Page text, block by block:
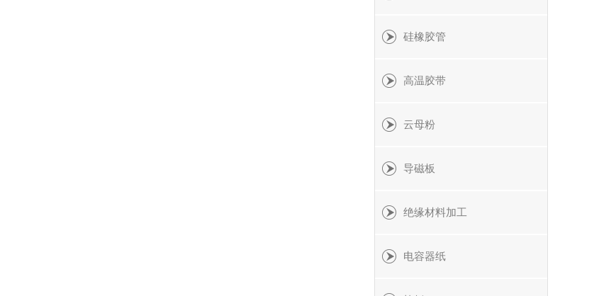
硅橡胶管
高温胶带
云母粉
导磁板
绝缘材料加工
电容器纸